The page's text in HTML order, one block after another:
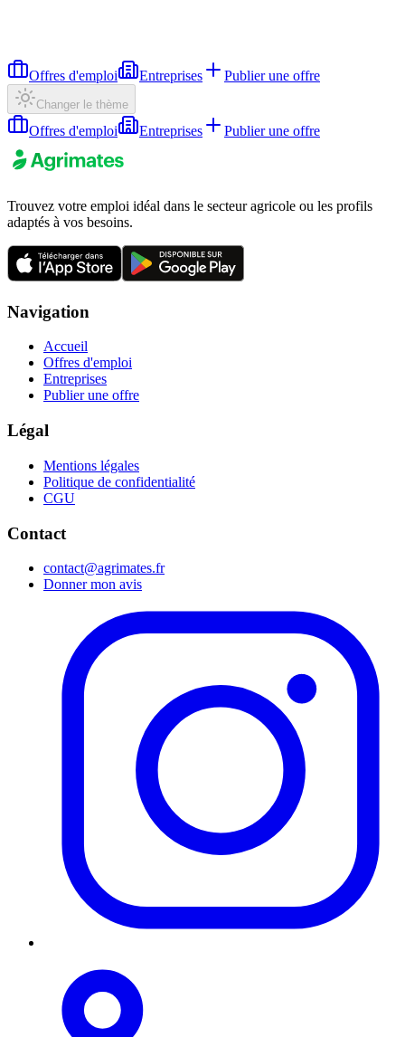
Offres d'emploi Entreprises Publier une offre
Changer le thème
Offres d'emploi Entreprises Publier une offre
Trouvez votre emploi idéal dans le secteur agricole ou les profils
adaptés à vos besoins.
Navigation
Accueil
Offres d'emploi
Entreprises
Publier une offre
Légal
Mentions légales
Politique de confidentialité
CGU
Contact
contact@agrimates.fr
Donner mon avis